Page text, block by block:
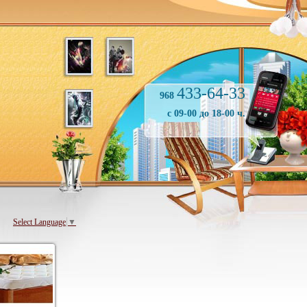
968 433-64-33
с 09-00 до 18-00 ч.
Select Language ▼